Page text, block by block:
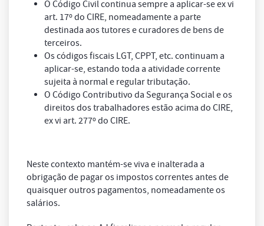
O Código Civil continua sempre a aplicar-seex vi
art. 17º do CIRE, nomeadamente a parte
destinada aos tutores e curadores de bens de
terceiros.
Os códigos fiscais LGT, CPPT, etc. continuam a
aplicar-se, estando toda a atividade corrente
sujeita à normal e regular tributação.
O Código Contributivo da Segurança Social e os
direitos dos trabalhadores estão acima do CIRE,
ex vi art. 277º do CIRE.
Neste contexto mantém-se viva e inalterada a
obrigação de pagar os impostos correntes antes de
quaisquer outros pagamentos, nomeadamente os
salários.